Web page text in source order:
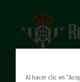
Al hacer clic en